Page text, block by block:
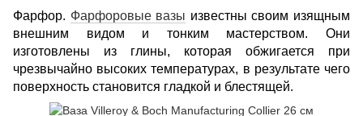
Фарфор. Фарфоровые вазы известны своим изящным
внешним видом и тонким мастерством. Они
изготовлены из глины, которая обжигается при
чрезвычайно высоких температурах, в результате чего
поверхность становится гладкой и блестящей.